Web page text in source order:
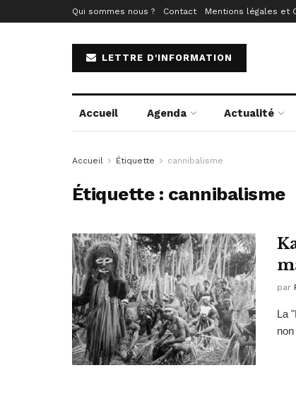
Qui sommes nous ? Contact Mentions légales et
LETTRE D'INFORMATION
Accueil Agenda Actualité
Accueil Étiquette cannibalisme
Étiquette : cannibalisme
par
La